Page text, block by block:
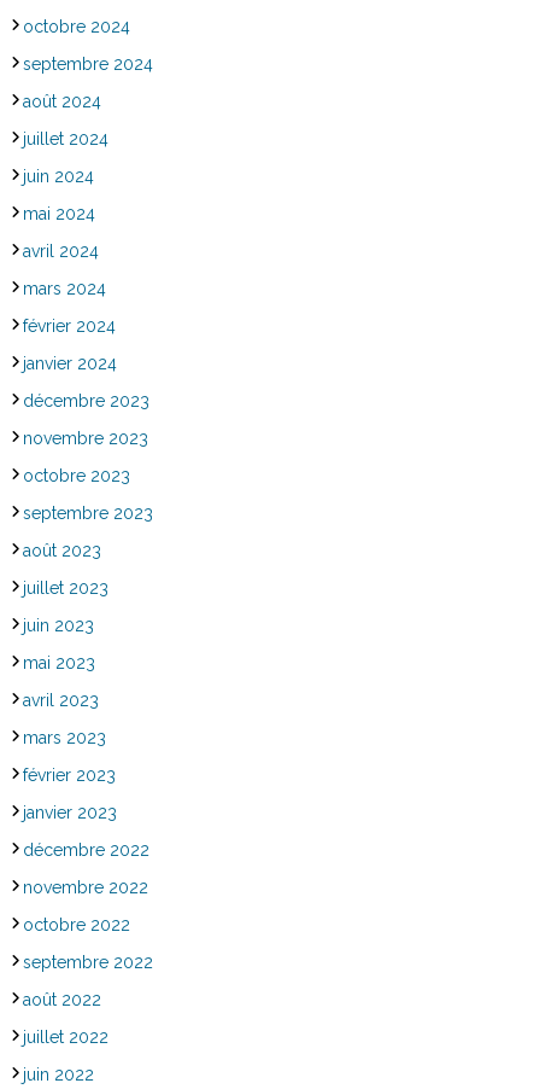
octobre 2024
septembre 2024
août 2024
juillet 2024
juin 2024
mai 2024
avril 2024
mars 2024
février 2024
janvier 2024
décembre 2023
novembre 2023
octobre 2023
septembre 2023
août 2023
juillet 2023
juin 2023
mai 2023
avril 2023
mars 2023
février 2023
janvier 2023
décembre 2022
novembre 2022
octobre 2022
septembre 2022
août 2022
juillet 2022
juin 2022